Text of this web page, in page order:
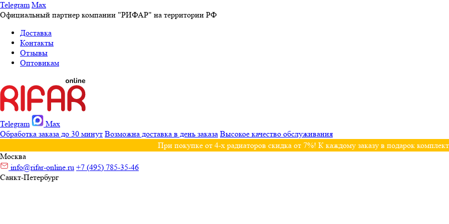
Telegram Max
Официальный партнер компании "РИФАР" на территории РФ
Доставка
Контакты
Отзывы
Оптовикам
Telegram
Max
Обработка заказа до 30 минут Возможна доставка в день заказа Высокое качество обслуживания
При покупке от 4-х радиаторов скидка от 7%! К каждому заказу в подарок
Москва
info@rifar-online.ru +7 (495) 785-35-46
Санкт-Петербург